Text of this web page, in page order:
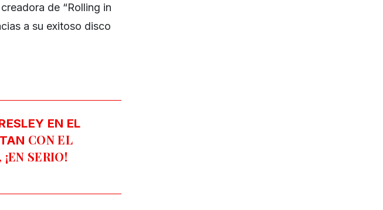
de “Rolling in
a su exitoso disco
EN EL
CON EL
SERIO!